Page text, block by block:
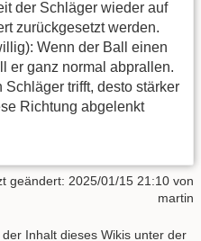
der Schläger wieder auf
zurückgesetzt werden.
Wenn der Ball einen
er ganz normal abprallen.
trifft, desto stärker
Richtung abgelenkt
geändert: 2025/01/15 21:10 von
martin
Inhalt dieses Wikis unter der